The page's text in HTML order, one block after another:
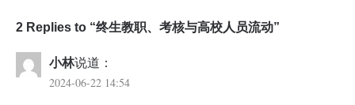
2 Replies to “终生教职、考核与高校人员流动”
小林说道：
2024-06-22 14:54